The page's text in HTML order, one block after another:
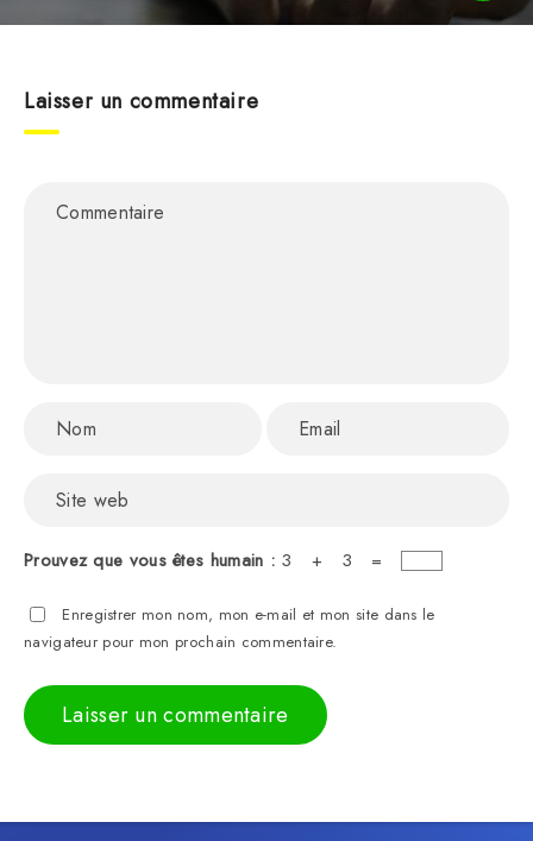
Laisser un commentaire
Prouvez que vous êtes humain : 3 + 3 =
Enregistrer mon nom, mon e-mail et mon site dans le
navigateur pour mon prochain commentaire.